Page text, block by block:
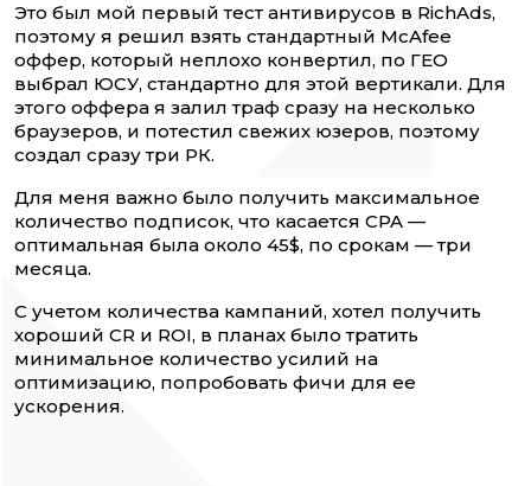
Это был мой первый тест антивирусов в RichAds,
поэтому я решил взять стандартный McAfee
оффер, который неплохо конвертил, по ГЕО
выбрал ЮСУ, стандартно для этой вертикали. Для
этого оффера я залил траф сразу на несколько
браузеров, и потестил свежих юзеров, поэтому
создал сразу три РК.
Для меня важно было получить максимальное
количество подписок, что касается CPA —
оптимальная была около 45$, по срокам — три
месяца.
С учетом количества кампаний, хотел получить
хороший CR и ROI, в планах было тратить
минимальное количество усилий на
оптимизацию, попробовать фичи для ее
ускорения.